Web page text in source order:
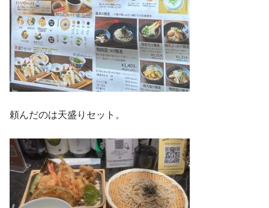
頼んだのは天盛りセット。